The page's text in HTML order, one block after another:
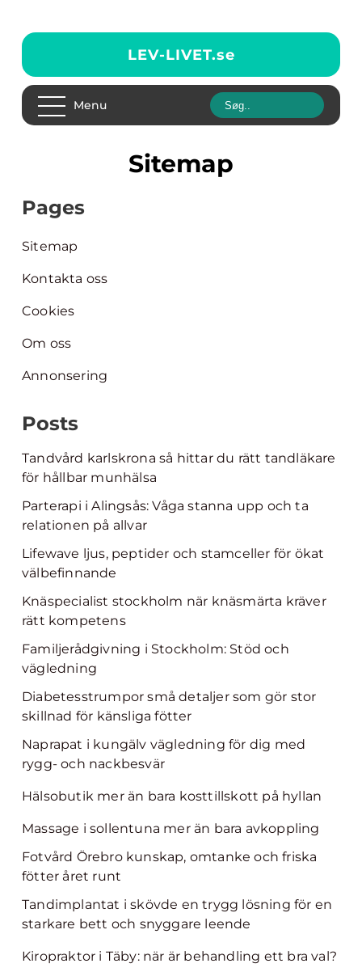
LEV-LIVET.se
Menu
Sitemap
Pages
Sitemap
Kontakta oss
Cookies
Om oss
Annonsering
Posts
Tandvård karlskrona så hittar du rätt tandläkare
för hållbar munhälsa
Parterapi i Alingsås: Våga stanna upp och ta
relationen på allvar
Lifewave ljus, peptider och stamceller för ökat
välbefinnande
Knäspecialist stockholm när knäsmärta kräver
rätt kompetens
Familjerådgivning i Stockholm: Stöd och
vägledning
Diabetesstrumpor små detaljer som gör stor
skillnad för känsliga fötter
Naprapat i kungälv vägledning för dig med
rygg- och nackbesvär
Hälsobutik mer än bara kosttillskott på hyllan
Massage i sollentuna mer än bara avkoppling
Fotvård Örebro kunskap, omtanke och friska
fötter året runt
Tandimplantat i skövde en trygg lösning för en
starkare bett och snyggare leende
Kiropraktor i Täby: när är behandling ett bra val?